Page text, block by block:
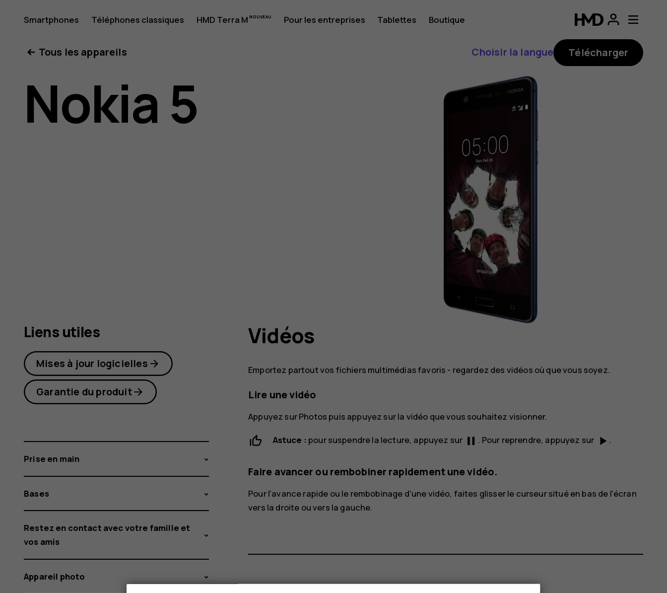
Guide
de
l'utilisateur
Smartphones Téléphones classiques HMD Terra M Pour les entreprises Tablettes Boutique
Tous les appareils
Choisir la langue Télécharger
Nokia 5
Vidéos
Emportez partout vos fichiers multimédias favoris - regardez des vidéos où que vous soyez.
Lire une vidéo
Appuyez surPhotos puis appuyez sur la vidéo que vous souhaitez visionner.
Astuce : pour suspendre la lecture, appuyez sur pause . Pour reprendre, appuyez sur play_arrow .
Faire avancer ou rembobiner rapidement une vidéo.
Pour l’avance rapide ou le rembobinage d'une vidéo, faites glisser le curseur situé en bas de l'écran
vers la droite ou vers la gauche.
Liens utiles
Mises à jour logicielles
Garantie du produit
Prise en main
Bases
Restez en contact avec votre famille et
vos amis
Appareil photo